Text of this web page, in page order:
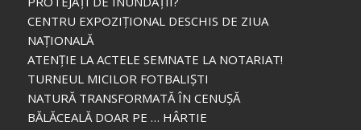
CENTRU EXPOZIȚIONAL DESCHIS DE ZIUA
NAȚIONALĂ
ATENȚIE LA ACTELE SEMNATE LA NOTARIAT!
TURNEUL MICILOR FOTBALIȘTI
NATURĂ TRANSFORMATĂ ÎN CENUȘĂ
BĂLĂCEALĂ DOAR PE … HÂRTIE